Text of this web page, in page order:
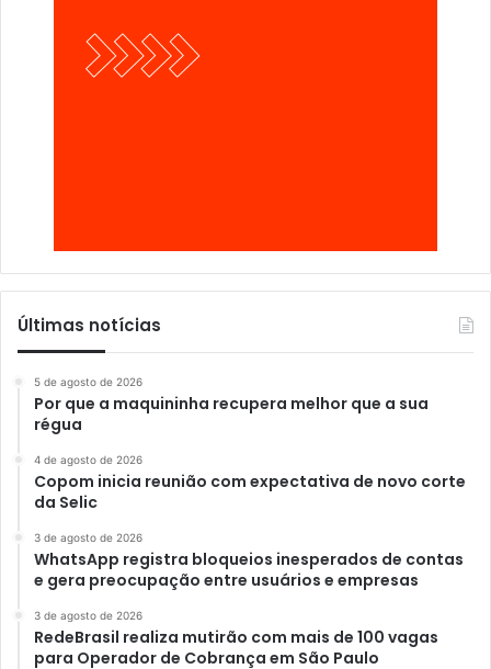
Últimas notícias
5 de agosto de 2026
Por que a maquininha recupera melhor que a sua
régua
4 de agosto de 2026
Copom inicia reunião com expectativa de novo corte
da Selic
3 de agosto de 2026
WhatsApp registra bloqueios inesperados de contas
e gera preocupação entre usuários e empresas
3 de agosto de 2026
RedeBrasil realiza mutirão com mais de 100 vagas
para Operador de Cobrança em São Paulo